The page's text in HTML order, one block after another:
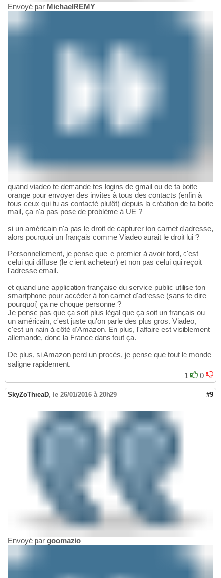
Envoyé par MichaelREMY
quand viadeo te demande tes logins de gmail ou de ta boite
orange pour envoyer des invites à tous des contacts (enfin à
tous ceux qui tu as contacté plutôt) depuis la création de ta boite
mail, ça n'a pas posé de problème à UE ?
si un américain n'a pas le droit de capturer ton carnet d'adresse,
alors pourquoi un français comme Viadeo aurait le droit lui ?
Personnellement, je pense que le premier à avoir tord, c'est
celui qui diffuse (le client acheteur) et non pas celui qui reçoit
l'adresse email.
et quand une application française du service public utilise ton
smartphone pour accéder à ton carnet d'adresse (sans te dire
pourquoi) ça ne choque personne ?
Je pense pas que ça soit plus légal que ça soit un français ou
un américain, c'est juste qu'on parle des plus gros. Viadeo,
c'est un nain à côté d'Amazon. En plus, l'affaire est visiblement
allemande, donc la France dans tout ça.
De plus, si Amazon perd un procès, je pense que tout le monde
saligne rapidement.
1
0
SkyZoThreaD, le 26/01/2016 à 20h29 #9
Envoyé par goomazio